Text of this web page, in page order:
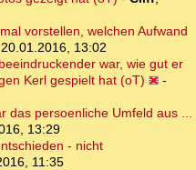
vorstellen, welchen Aufwand
20.01.2016, 13:02
war, wie gut er
Kerl gespielt hat (oT)
-
das persoenliche Umfeld aus ...
13:29
- nicht
11:35